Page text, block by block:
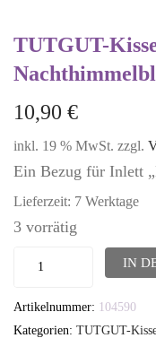
TUTGUT-
10,90 €
inkl. 19 % MwSt. zzgl.
Ein Bezug für Inlett
Lieferzeit: 7 Werktage
3 vorrätig
TUTGUT-
"Maxima"
IN
Artikelnummer: 104590
Kategorien: TUTGUT-